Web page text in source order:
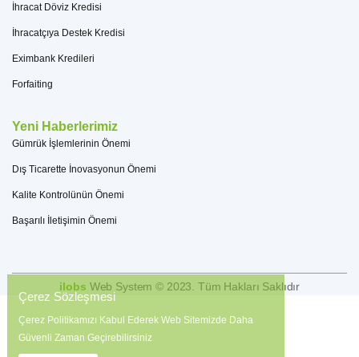
İhracat Döviz Kredisi
İhracatçıya Destek Kredisi
Eximbank Kredileri
Forfaiting
Yeni Haberlerimiz
Gümrük İşlemlerinin Önemi
Dış Ticarette İnovasyonun Önemi
Kalite Kontrolünün Önemi
Başarılı İletişimin Önemi
ilobs Web System © 2023. Tüm Hakları Saklıdır
Çerez Sözleşmesi
Çerez Politikamızı Kabul Ederek Web Sitemizde Daha
Güvenli Zaman Geçirebilirsiniz